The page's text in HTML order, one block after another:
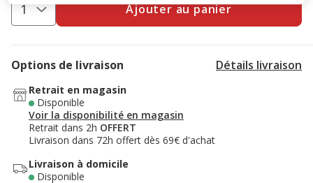
Ajouter au panier
Options de livraison Détails livraison
Retrait en magasin
Disponible
Voir la disponibilité en magasin
Retrait dans 2h OFFERT
Livraison dans 72h offert dès 69€ d'achat
Livraison à domicile
Disponible